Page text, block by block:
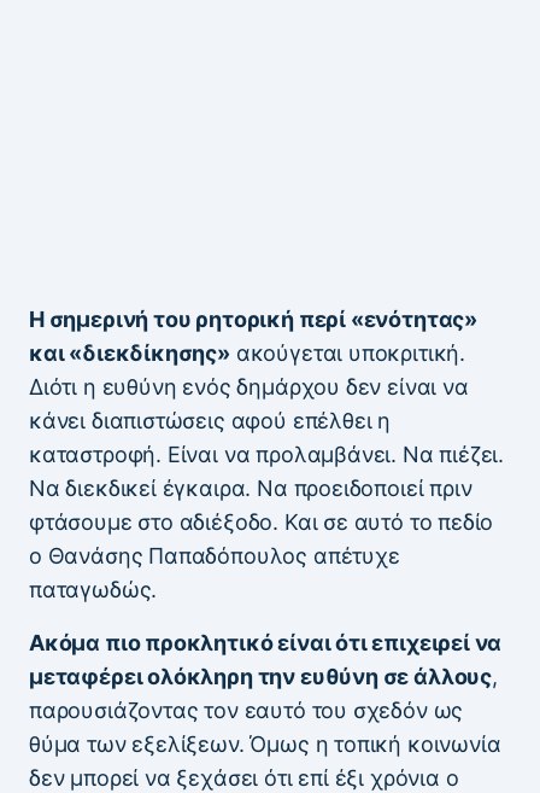
Η σημερινή του ρητορική περί «ενότητας»
και «διεκδίκησης»ακούγεται υποκριτική.
Διότι η ευθύνη ενός δημάρχου δεν είναι να
κάνει διαπιστώσεις αφού επέλθει η
καταστροφή. Είναι να προλαμβάνει. Να πιέζει.
Να διεκδικεί έγκαιρα. Να προειδοποιεί πριν
φτάσουμε στο αδιέξοδο. Και σε αυτό το πεδίο
ο Θανάσης Παπαδόπουλος απέτυχε
παταγωδώς.
Ακόμα πιο προκλητικό είναι ότι επιχειρεί να
μεταφέρει ολόκληρη την ευθύνη σε άλλους,
παρουσιάζοντας τον εαυτό του σχεδόν ως
θύμα των εξελίξεων. Όμως η τοπική κοινωνία
δεν μπορεί να ξεχάσει ότι επί έξι χρόνια ο